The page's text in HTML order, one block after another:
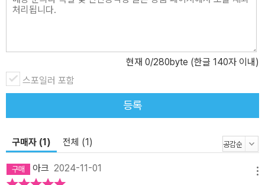
트랜스포머 아키텍처 기반 모델을 쉽게 활용할 수 있도록 도와주는
며 이제는 거의 표준에 가까운 라이브러리가 됐다. 3장에서 라이브러
리 사용법을 잘 익히고 나면, 다양한 모델을 거의 동일한 방법으로 활
용할 수 있다. 4장 ‘말 잘 듣는 모델 만들기’에서는 말을 ‘잘 만들기만
하던’ 언어 모델이 어떻게 사용자의 말을 ‘잘 듣고 지시에 따르는’ 모
로써 가장 성공적인 AI 제품이 됐다. 4장에서는 OpenAI가 어떻게 챗
기] 5장 ‘GPU 효율적인 학습’에서는 LLM처럼 파라미터가 많고 용량
현재 0/280byte (한글 140자 이내)
스포일러 포함
등록
구매자 (1) 전체 (1)
아크 2024-11-01